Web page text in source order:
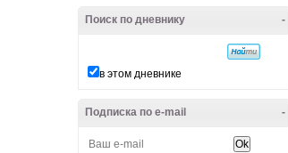
-
Поиск по дневнику
в этом дневнике
-
Подписка по e-mail